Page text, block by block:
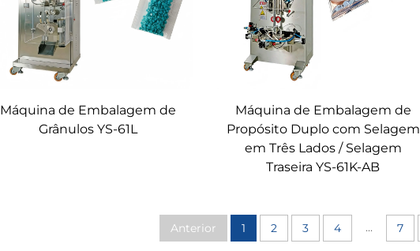
Máquina de Embalagem de
Grânulos YS-61L
Máquina de Embalagem de
Propósito Duplo com Selagem
em Três Lados / Selagem
Traseira YS-61K-AB
Anterior 1 2 3 4 ... 7